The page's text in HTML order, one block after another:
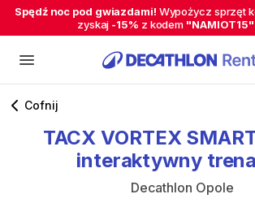
Spędź noc pod gwiazdami! Wypożycz sprzęt
zyskaj -15% z kodem "NAMIOT15"
Cofnij
TACX VORTEX
interaktywny
Decathlon Opole